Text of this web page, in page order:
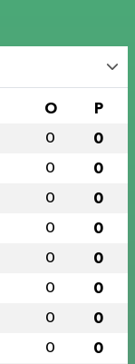
O P
0 0
0 0
0 0
0 0
0 0
0 0
0 0
0 0